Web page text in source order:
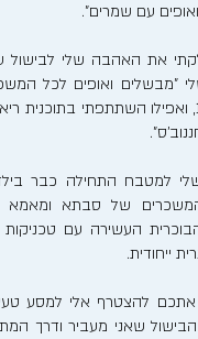
עם שמרים".
את האהבה שלי
"מבשלים ואופים לכל
ובקשת 12, ואפילו השתתפתי
למטבח התחילה כבר
המשכרים של סבתא ומאמא
העשירה עם טכניקות
ייחודית.
אתכם להצטרף אלי למסע
שאני מעביר ודרך